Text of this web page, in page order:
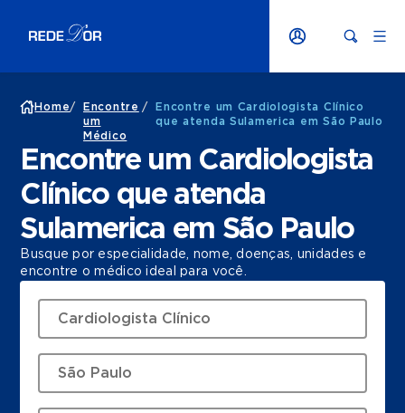
Home/
Encontre
um
Médico
/
Encontre um Cardiologista Clínico
que atenda Sulamerica em São Paulo
Encontre um Cardiologista
Clínico que atenda
Sulamerica em São Paulo
Busque por especialidade, nome, doenças, unidades e
encontre o médico ideal para você.